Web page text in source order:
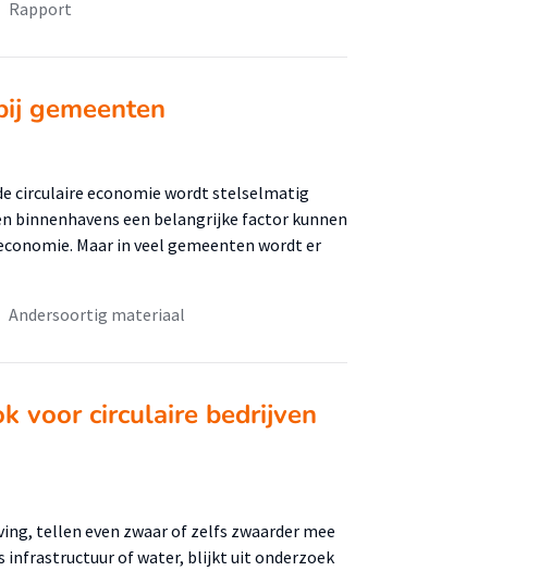
Rapport
gemeenten
circulaire economie wordt stelselmatig
binnenhavens een belangrijke factor kunnen
Maar in veel gemeenten wordt er
Andersoortig materiaal
voor circulaire bedrijven
tellen even zwaar of zelfs zwaarder mee
infrastructuur of water, blijkt uit onderzoek